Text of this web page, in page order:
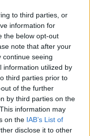
to third parties, or
information for
the below opt-out
note that after your
continue seeing
information utilized by
third parties prior to
of the further
by third parties on the
information may
on the IAB’s List of
disclose it to other
(8)